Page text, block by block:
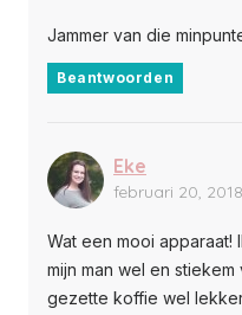
Jammer van die
Beantwoorden
Eke
februari 20,
Wat een mooi
mijn man wel en
gezette koffie wel